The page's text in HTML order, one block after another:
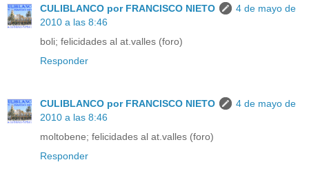
CULIBLANCO por FRANCISCO NIETO
4 de mayo de
2010 a las 8:46
boli; felicidades al at.valles (foro)
Responder
CULIBLANCO por FRANCISCO NIETO
4 de mayo de
2010 a las 8:46
moltobene; felicidades al at.valles (foro)
Responder